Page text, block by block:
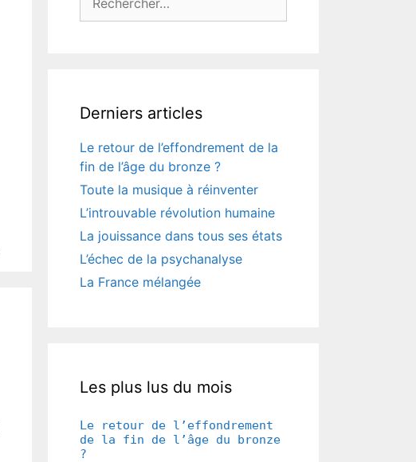
Derniers articles
Le retour de l’effondrement de la
fin de l’âge du bronze ?
Toute la musique à réinventer
L’introuvable révolution humaine
La jouissance dans tous ses états
L’échec de la psychanalyse
La France mélangée
Les plus lus du mois
Le retour de l’effondrement
de la fin de l’âge du bronze
?